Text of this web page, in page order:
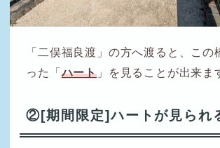
「二俣福良渡」の方へ渡ると、この
った「ハート 」を見ることが出来ま
②[期間限定]ハートが見られ